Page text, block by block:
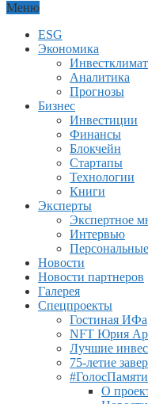
Меню
ESG
Экономика
Инвестклимат
Аналитика
Прогнозы
Бизнес
Инвестиции
Финансы
Блокчейн
Стартапы
Технологии
Книги
Эксперты
Экспертное
Интервью
Новости
Новости партнеров
Галерея
Спецпроекты
Гостиная ИФа
NFT Юрия
Лучшие
75-летие
#ГолосПамяти
О